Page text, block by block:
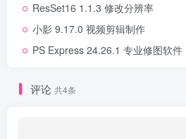
ResSet16 1.1.3 修改分辨率
小影 9.17.0 视频剪辑制作
PS Express 24.26.1 专业修图软件
评论 共4条